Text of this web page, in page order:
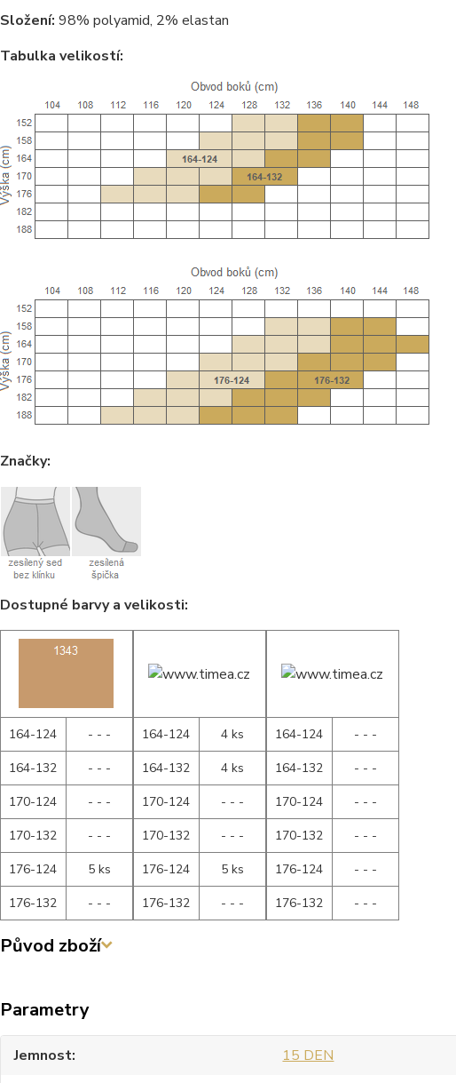
Složení: 98% polyamid, 2% elastan
Tabulka velikostí:
Značky:
Dostupné barvy a velikosti:
164-124
- - -
164-132
- - -
170-124
- - -
170-132
- - -
176-124
5 ks
176-132
- - -
164-124
4 ks
164-132
4 ks
170-124
- - -
170-132
- - -
176-124
5 ks
176-132
- - -
164-124
- - -
164-132
- - -
170-124
- - -
170-132
- - -
176-124
- - -
176-132
- - -
Původ zboží
Parametry
Jemnost
15 DEN